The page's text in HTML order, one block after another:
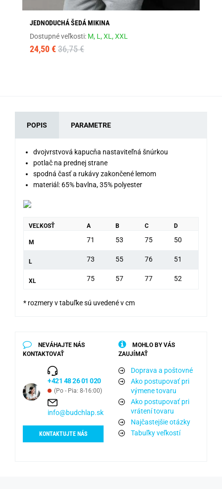
JEDNODUCHÁ ŠEDÁ MIKINA
Dostupné veľkosti: M, L,XL,XXL
24,50 € 36,75 €
POPIS PARAMETRE
dvojvrstvová kapucňa nastaviteľná šnúrkou
potlač na prednej strane
spodná časť a rukávy zakončené lemom
materiál: 65% bavlna, 35% polyester
VEĽKOSŤ A B C D
M 71 53 75 50
L 73 55 76 51
XL 75 57 77 52
* rozmery v tabuľke sú uvedené v cm
NEVÁHAJTE NÁS
KONTAKTOVAŤ
+421 48 26 01 020
(Po - Pia: 8-16:00)
info@budchlap.sk
KONTAKTUJTE NÁS
MOHLO BY VÁS
ZAUJÍMAŤ
Doprava a poštovné
Ako postupovať pri
výmene tovaru
Ako postupovať pri
vrátení tovaru
Najčastejšie otázky
Tabuľky veľkostí